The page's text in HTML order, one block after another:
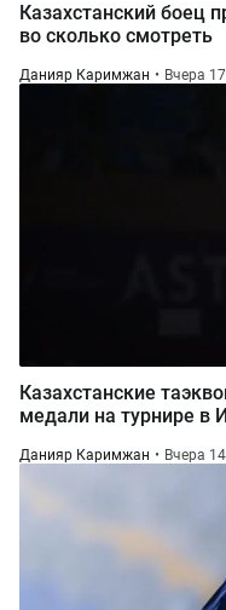
Казахстанский боец
во сколько смотреть
Данияр Каримжан Вчера
Казахстанские
медали на турнире в
Данияр Каримжан Вчера